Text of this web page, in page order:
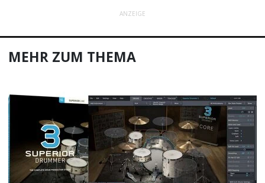
ANZEIGE
MEHR ZUM THEMA